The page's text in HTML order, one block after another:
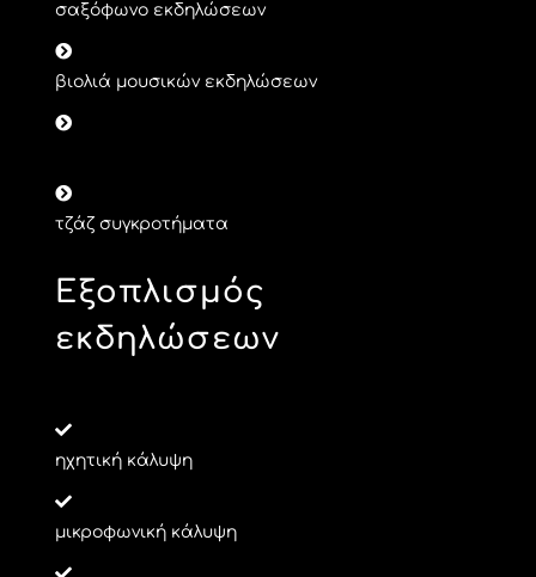
σαξόφωνο εκδηλώσεων
βιολιά μουσικών εκδηλώσεων
τζάζ συγκροτήματα
Εξοπλισμός
εκδηλώσεων
ηχητική κάλυψη
μικροφωνική κάλυψη